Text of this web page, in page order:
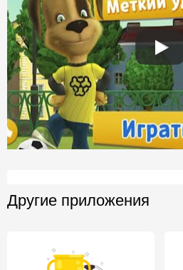
Другие приложения